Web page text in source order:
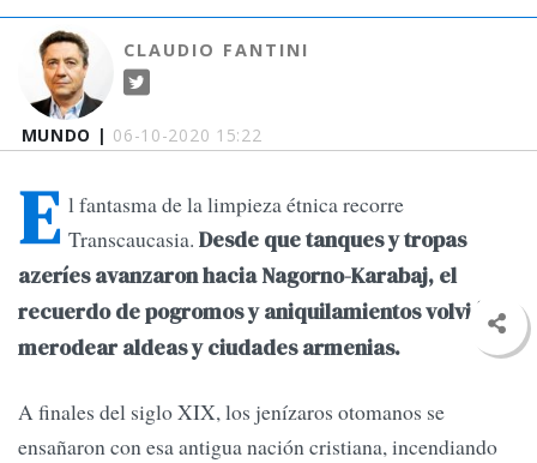
MUNDO | 06-10-2020 15:22
CLAUDIO FANTINI
E l fantasma de la limpieza étnica recorre
Transcaucasia. Desde que tanques y tropas
azeríes avanzaron hacia Nagorno-Karabaj, el
recuerdo de pogromos y aniquilamientos volvió a
merodear aldeas y ciudades armenias.
A finales del siglo XIX, los jenízaros otomanos se
ensañaron con esa antigua nación cristiana, incendiando